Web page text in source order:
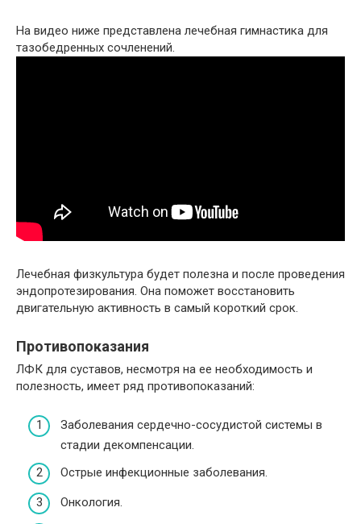
На видео ниже представлена лечебная гимнастика для
тазобедренных сочленений.
Лечебная физкультура будет полезна и после проведения
эндопротезирования. Она поможет восстановить
двигательную активность в самый короткий срок.
Противопоказания
ЛФК для суставов, несмотря на ее необходимость и
полезность, имеет ряд противопоказаний:
Заболевания сердечно-сосудистой системы в
стадии декомпенсации.
Острые инфекционные заболевания.
Онкология.